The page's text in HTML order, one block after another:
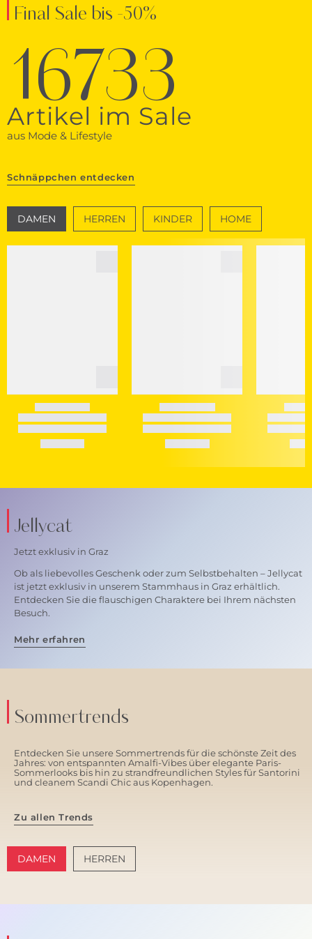
Final Sale bis -50%
16733
Artikel im Sale
aus Mode & Lifestyle
Schnäppchen entdecken
DAMEN HERREN KINDER HOME
Jellycat
Jetzt exklusiv in Graz
Ob als liebevolles Geschenk oder zum Selbstbehalten – Jellycat
ist jetzt exklusiv in unserem Stammhaus in Graz erhältlich.
Entdecken Sie die flauschigen Charaktere bei Ihrem nächsten
Besuch.
Mehr erfahren
Sommertrends
Entdecken Sie unsere Sommertrends für die schönste Zeit des
Jahres: von entspannten Amalfi-Vibes über elegante Paris-
Sommerlooks bis hin zu strandfreundlichen Styles für Santorini
und cleanem Scandi Chic aus Kopenhagen.
Zu allen Trends
DAMEN HERREN